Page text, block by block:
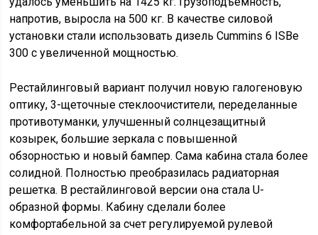
колесная база – 4970 мм;
длина платформы – 7800 мм;
ширина платформы – 2470 мм;
минимальный радиус поворота – 10700 мм.
Объем платформы – 48,3 кубометра.
снаряженная масса – 9350 кг;
нагрузка на переднюю ось – 3900 кг;
нагрузка на заднюю ось – 5450 кг;
полная масса – 24000 кг;